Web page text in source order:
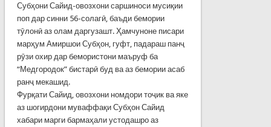
Субҳони Сайид-овозхони саршиноси мусиқии
поп дар синни 56-солагӣ, баъди бемории
тӯлонӣ аз олам даргузашт. Ҳамчуноне писари
марҳум Амиршои Субҳон, гуфт, падараш панҷ
рӯзи охир дар бемористони маъруф ба
“Медгородок” бистарӣ буд ва аз бемории асаб
ранҷ мекашид.
Фурқати Сайид, овозхони номдори тоҷик ва яке
аз шогирдони муваффақи Субҳон Сайид
хабари марги бармаҳали устодашро аз